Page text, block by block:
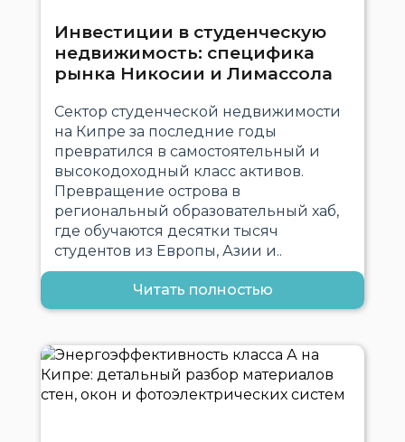
Инвестиции в студенческую
недвижимость: специфика
рынка Никосии и Лимассола
Сектор студенческой недвижимости
на Кипре за последние годы
превратился в самостоятельный и
высокодоходный класс активов.
Превращение острова в
региональный образовательный хаб,
где обучаются десятки тысяч
студентов из Европы, Азии и..
Читать полностью